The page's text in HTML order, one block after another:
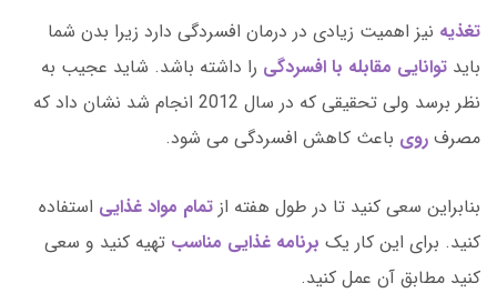
تغذیه نیز اهمیت زیادی در درمان افسردگی دارد زیرا بدن شما
باید توانایی مقابله با افسردگی را داشته باشد. شاید عجیب به
نظر برسد ولی تحقیقی که در سال 2012 انجام شد نشان داد که
مصرف روی باعث کاهش افسردگی می شود.
بنابراین سعی کنید تا در طول هفته از تمام مواد غذایی استفاده
کنید. برای این کار یک برنامه غذایی مناسب تهیه کنید و سعی
کنید مطابق آن عمل کنید.